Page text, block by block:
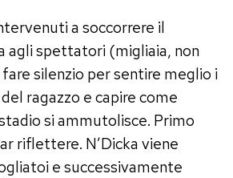
a soccorrere il
agli spettatori (migliaia, non
silenzio per sentire meglio i
ragazzo e capire come
si ammutolisce. Primo
riflettere. N’Dicka viene
e successivamente